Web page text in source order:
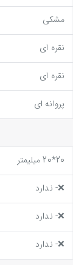
مشکی
نقره ای
نقره ای
پروانه ای
20*20 میلیمتر
❌- ندارد
❌- ندارد
❌- ندارد